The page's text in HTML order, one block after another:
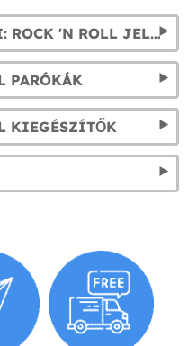
1950-ES ÉVEK ÖLTÖZÉKEI: ROCK 'N ROLL JELMEZEK FÉRFIAKNAK
PARÓKÁK
KIEGÉSZÍTŐK